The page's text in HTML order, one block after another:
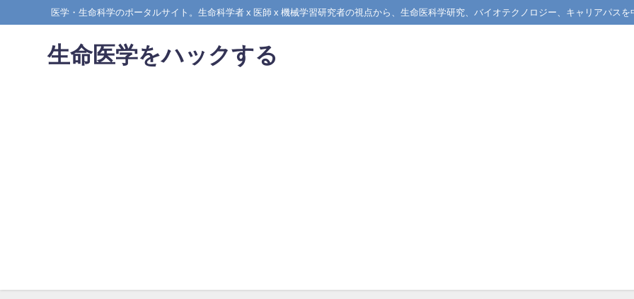
医学・生命科学のポータルサイト。生命科学者 x 医師 x 機械学習研究者の視点から、生命医科学研究、バイオテクノロジー、キャリアパスを
生命医学をハックする